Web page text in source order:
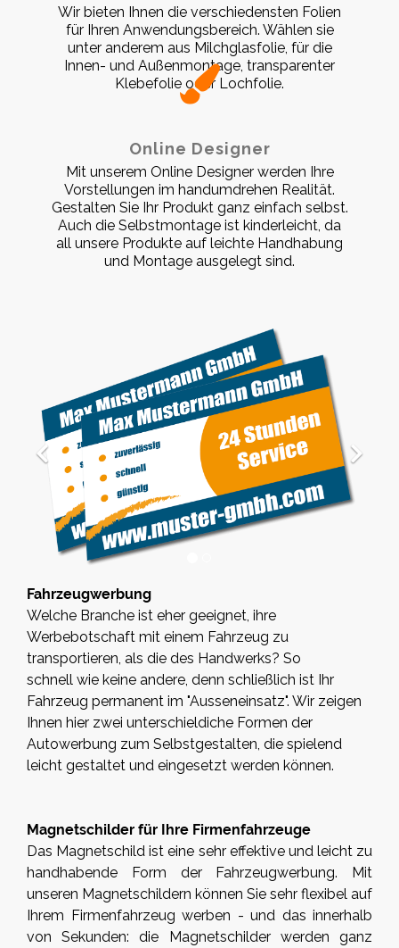
Wir bieten Ihnen die verschiedensten Folien
für Ihren Anwendungsbereich. Wählen sie
unter anderem aus Milchglasfolie, für die
Innen- und Außenmontage, transparenter
Klebefolie oder Lochfolie.
Online Designer
Mit unserem Online Designer werden Ihre
Vorstellungen im handumdrehen Realität.
Gestalten Sie Ihr Produkt ganz einfach selbst.
Auch die Selbstmontage ist kinderleicht, da
all unsere Produkte auf leichte Handhabung
und Montage ausgelegt sind.
Fahrzeugwerbung
Welche Branche ist eher geeignet, ihre
Werbebotschaft mit einem Fahrzeug zu
transportieren, als die des Handwerks? So
schnell wie keine andere, denn schließlich ist Ihr
Fahrzeug permanent im "Ausseneinsatz". Wir zeigen
Ihnen hier zwei unterschieldiche Formen der
Autowerbung zum Selbstgestalten, die spielend
leicht gestaltet und eingesetzt werden können.
Magnetschilder für Ihre Firmenfahrzeuge
Das Magnetschild ist eine sehr effektive und leicht zu
handhabende Form der Fahrzeugwerbung. Mit
unseren Magnetschildern können Sie sehr flexibel auf
Ihrem Firmenfahrzeug werben - und das innerhalb
von Sekunden: die Magnetschilder werden ganz